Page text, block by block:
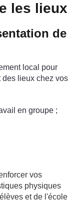
les lieux
de
local pour
lieux chez vos
en groupe ;
vos
physiques
et de l'école